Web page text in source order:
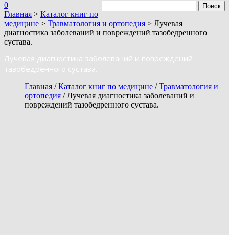
0
Главная > Каталог книг по
медицине > Травматология и ортопедия > Лучевая
диагностика заболеваний и повреждений тазобедренного
сустава.
Лучевая диагностика заболеваний и повреждений
тазобедренного сустава.
Главная /Каталог книг по медицине /Травматология и
ортопедия / Лучевая диагностика заболеваний и
повреждений тазобедренного сустава.